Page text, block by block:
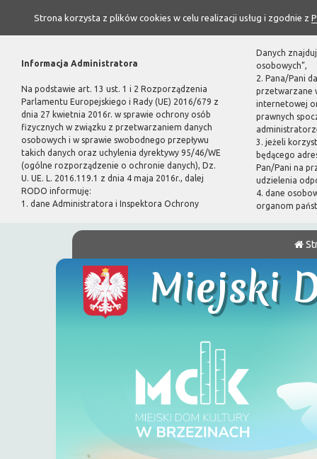
Strona korzysta z plików cookies w celu realizacji usług i zgodnie z
Informacja Administratora
Na podstawie art. 13 ust. 1 i 2 Rozporządzenia
Parlamentu Europejskiego i Rady (UE) 2016/679 z
dnia 27 kwietnia 2016r. w sprawie ochrony osób
fizycznych w związku z przetwarzaniem danych
osobowych i w sprawie swobodnego przepływu
takich danych oraz uchylenia dyrektywy 95/46/WE
(ogólne rozporządzenie o ochronie danych), Dz.
U. UE. L. 2016.119.1 z dnia 4 maja 2016r., dalej
RODO informuję:
1. dane Administratora i Inspektora Ochrony
Danych
osobowych”,
2. Pana/Pani
przetwarzane
internetowej
prawnych
3. jeżeli
będącego
Pan/Pani na
udzielenia
4. dane
organom
Miejski